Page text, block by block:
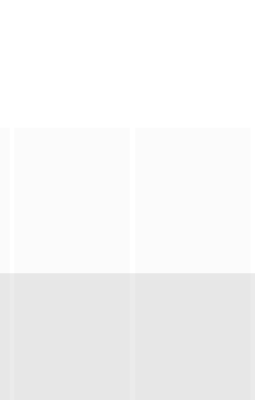
找净坛使者的道路上，他历经